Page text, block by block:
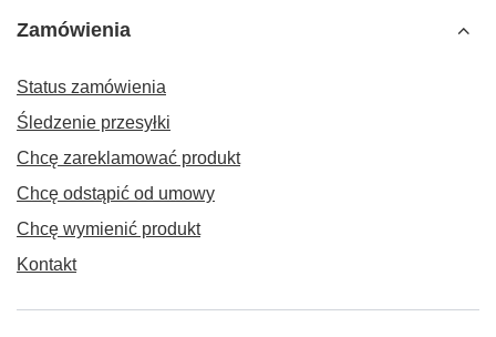
Zamówienia
Status zamówienia
Śledzenie przesyłki
Chcę zareklamować produkt
Chcę odstąpić od umowy
Chcę wymienić produkt
Kontakt